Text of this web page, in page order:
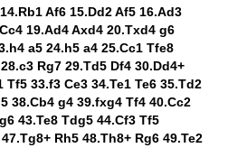
Af6 15.Dd2 Af5 16.Ad3
19.Ad4 Axd4 20.Txd4 g6
a5 24.h5 a4 25.Cc1 Tfe8
Rg7 29.Td5 Df4 30.Dd4+
33.f3 Ce3 34.Te1 Te6 35.Td2
38.Cb4 g4 39.fxg4 Tf4 40.Cc2
43.Te8 Tdg5 44.Cf3 Tf5
Rh5 48.Th8+ Rg6 49.Te2